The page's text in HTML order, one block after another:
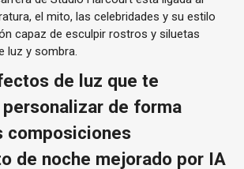
el mito, las celebridades y su estilo
capaz de esculpir rostros y siluetas
luz y sombra.
de luz que te
de forma
composiciones
de noche mejorado por IA